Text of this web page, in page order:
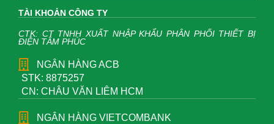
TÀI KHOẢN CÔNG TY
CTK: CT TNHH XUẤT NHẬP KHẨU PHÂN PHỐI THIẾT BỊ
ĐIỆN TÂM PHÚC
NGÂN HÀNG ACB
STK: 8875257
CN: CHÂU VĂN LIÊM HCM
NGÂN HÀNG VIETCOMBANK